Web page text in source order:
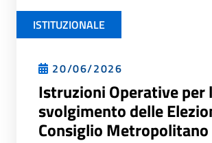
ISTITUZIONALE
20/06/2026
Istruzioni Operative per
svolgimento delle
Consiglio Metropolitano